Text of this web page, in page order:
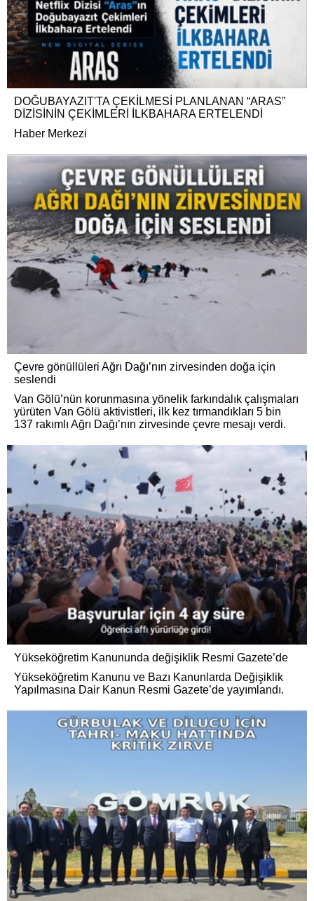
DOĞUBAYAZIT'TA ÇEKİLMESİ PLANLANAN “ARAS”
DİZİSİNİN ÇEKİMLERİ İLKBAHARA ERTELENDİ
Haber Merkezi
Çevre gönüllüleri Ağrı Dağı’nın zirvesinden doğa için
seslendi
Van Gölü’nün korunmasına yönelik farkındalık çalışmaları
yürüten Van Gölü aktivistleri, ilk kez tırmandıkları 5 bin
137 rakımlı Ağrı Dağı’nın zirvesinde çevre mesajı verdi.
Yükseköğretim Kanununda değişiklik Resmi Gazete’de
Yükseköğretim Kanunu ve Bazı Kanunlarda Değişiklik
Yapılmasına Dair Kanun Resmi Gazete’de yayımlandı.